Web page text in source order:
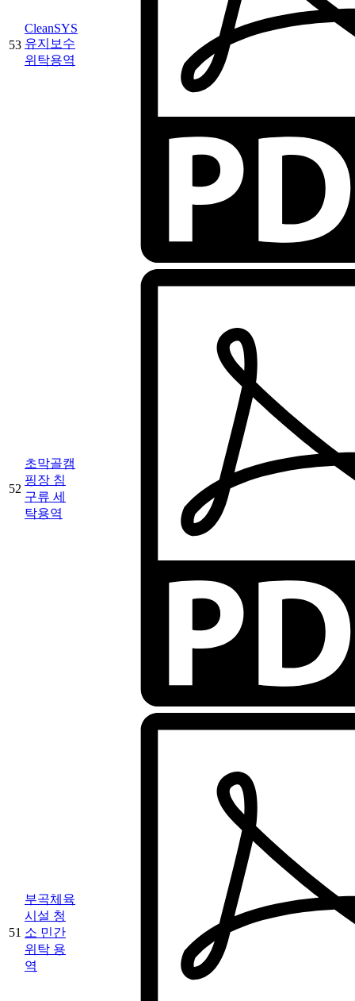
53
CleanSYS
유지보수
위탁용역
52
초막골캠
핑장 침
구류 세
탁용역
51
부곡체육
시설 청
소 민간
위탁 용
역